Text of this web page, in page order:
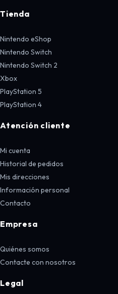
Tienda
Nintendo eShop
Nintendo Switch
Nintendo Switch 2
Xbox
PlayStation 5
PlayStation 4
Atención cliente
Mi cuenta
Historial de pedidos
Mis direcciones
Información personal
Contacto
Empresa
Quiénes somos
Contacte con nosotros
Legal